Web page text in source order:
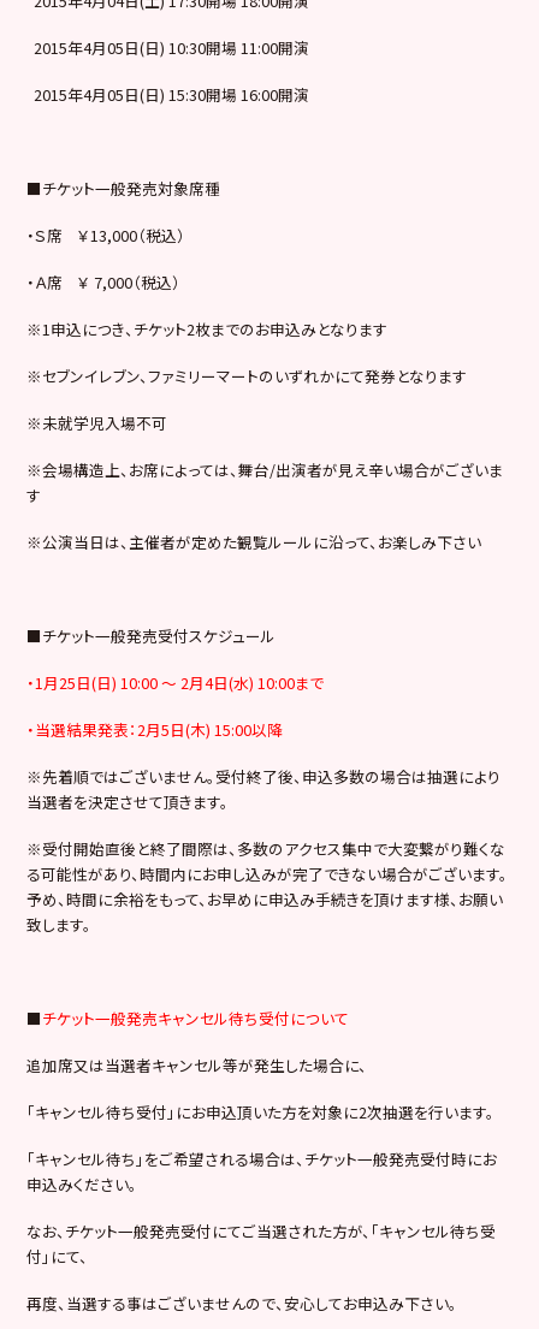
2015年4月05日(日) 10:30開場 11:00開演
2015年4月05日(日) 15:30開場 16:00開演
■チケット一般発売対象席種
・Ｓ席 ￥13,000（税込）
・Ａ席 ￥ 7,000（税込）
※1申込につき、チケット2枚までのお申込みとなります
※セブンイレブン、ファミリーマートのいずれかにて発券となります
※未就学児入場不可
※会場構造上、お席によっては、舞台/出演者が見え辛い場合がございま
す
※公演当日は、主催者が定めた観覧ルールに沿って、お楽しみ下さい
■チケット一般発売受付スケジュール
・1月25日(日) 10:00 ～ 2月4日(水) 10:00まで
・当選結果発表：2月5日(木) 15:00以降
※先着順ではございません。受付終了後、申込多数の場合は抽選により
当選者を決定させて頂きます。
※受付開始直後と終了間際は、多数のアクセス集中で大変繋がり難くな
る可能性があり、時間内にお申し込みが完了できない場合がございます。
予め、時間に余裕をもって、お早めに申込み手続きを頂けます様、お願い
致します。
■チケット一般発売キャンセル待ち受付について
追加席又は当選者キャンセル等が発生した場合に、
「キャンセル待ち受付」にお申込頂いた方を対象に2次抽選を行います。
「キャンセル待ち」をご希望される場合は、チケット一般発売受付時にお
申込みください。
なお、チケット一般発売受付にてご当選された方が、「キャンセル待ち受
付」にて、
再度、当選する事はございませんので、安心してお申込み下さい。